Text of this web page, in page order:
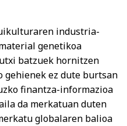
industria-
genetikoa
batzuek hornitzen
gehienek ez dute burtsan
finantza-informazioa
da merkatuan duten
globalaren balioa